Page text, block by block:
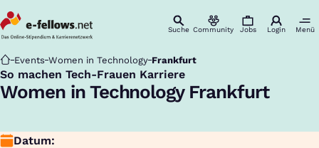
Suche Community Jobs Login Menü
Startseite
Events Women in Technology Frankfurt
So machen Tech-Frauen Karriere
:
Women in Technology Frankfurt
Datum: